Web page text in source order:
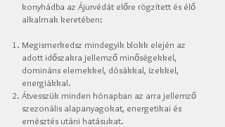
konyhádba az Ájurvédát előre rögzített és élő
alkalmak keretében:
Megismerkedsz mindegyik blokk elején az
adott időszakra jellemző minőségekkel,
domináns elemekkel, dósákkal, ízekkel,
energiákkal.
Átvesszük minden hónapban az arra jellemző
szezonális alapanyagokat, energetikai és
emésztés utáni hatásukat.